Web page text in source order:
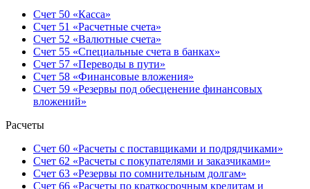
Счет 50 «Касса»
Счет 51 «Расчетные счета»
Счет 52 «Валютные счета»
Счет 55 «Специальные счета в банках»
Счет 57 «Переводы в пути»
Счет 58 «Финансовые вложения»
Счет 59 «Резервы под обесценение финансовых
вложений»
Расчеты
Счет 60 «Расчеты с поставщиками и подрядчиками»
Счет 62 «Расчеты с покупателями и заказчиками»
Счет 63 «Резервы по сомнительным долгам»
Счет 66 «Расчеты по краткосрочным кредитам и